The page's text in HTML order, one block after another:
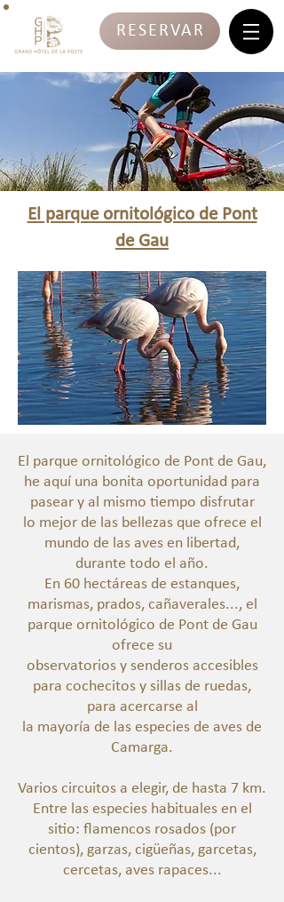
RESERVAR
El parque ornitológico de Pont
de Gau
El parque ornitológico de Pont de Gau,
he aquí una bonita oportunidad para
pasear y al mismo tiempo disfrutar
lo mejor de las bellezas que ofrece el
mundo de las aves en libertad,
durante todo el año.
En 60 hectáreas de estanques,
marismas, prados, cañaverales..., el
parque ornitológico de Pont de Gau
ofrece su
observatorios y senderos accesibles
para cochecitos y sillas de ruedas,
para acercarse al
la mayoría de las especies de aves de
Camarga.
Varios circuitos a elegir, de hasta 7 km.
Entre las especies habituales en el
sitio: flamencos rosados (por
cientos), garzas, cigüeñas, garcetas,
cercetas, aves rapaces...